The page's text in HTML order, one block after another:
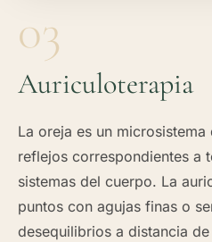
03
Auriculoterapia
La oreja es un
reflejos correspondientes a
sistemas del cuerpo. La
puntos con agujas finas o
desequilibrios a distancia